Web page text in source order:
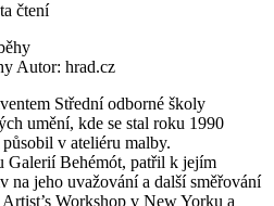
čtení
Autor: hrad.cz
Střední odborné školy
umění, kde se stal roku 1990
v ateliéru malby.
Galerií Behémót, patřil k jejím
jeho uvažování a další směřování
Workshop v New Yorku a